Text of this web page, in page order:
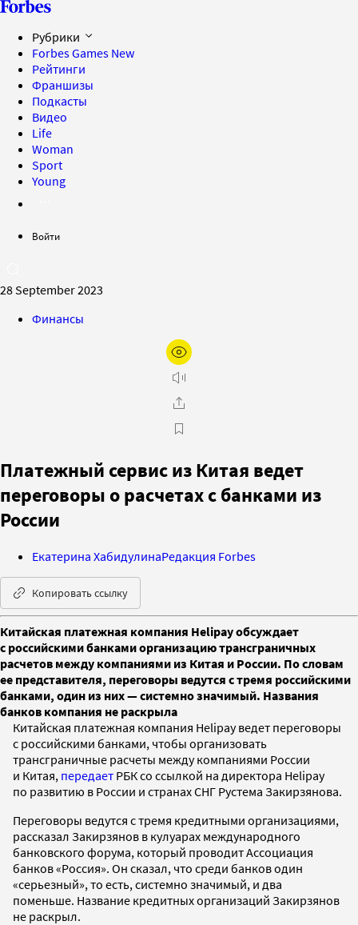
Рубрики
Forbes Games New
Рейтинги
Франшизы
Подкасты
Видео
Life
Woman
Sport
Young
Войти
28 September 2023
Финансы
Платежный сервис из Китая ведет
переговоры о расчетах с банками из
России
Екатерина ХабидулинаРедакция Forbes
Копировать ссылку
Китайская платежная компания Helipay обсуждает
с российскими банками организацию трансграничных
расчетов между компаниями из Китая и России. По словам
ее представителя, переговоры ведутся с тремя российскими
банками, один из них — системно значимый. Названия
банков компания не раскрыла
Китайская платежная компания Helipay ведет переговоры
с российскими банками, чтобы организовать
трансграничные расчеты между компаниями России
и Китая, передает РБК со ссылкой на директора Helipay
по развитию в России и странах СНГ Рустема Закирзянова.
Переговоры ведутся с тремя кредитными организациями,
рассказал Закирзянов в кулуарах международного
банковского форума, который проводит Ассоциация
банков «Россия». Он сказал, что среди банков один
«серьезный», то есть, системно значимый, и два
поменьше. Название кредитных организаций Закирзянов
не раскрыл.